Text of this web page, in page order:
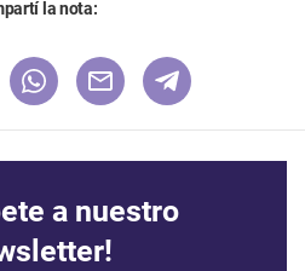
la nota:
a nuestro